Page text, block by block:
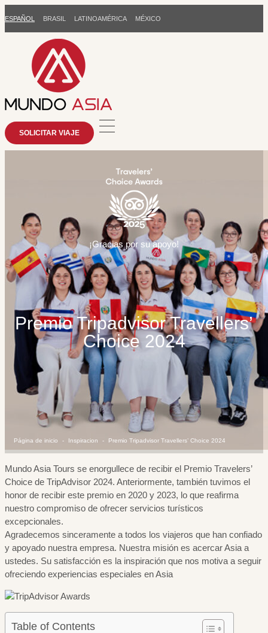
ESPAÑOL BRASIL LATINOAMÉRICA MÉXICO
SOLICITAR VIAJE
Premio Tripadvisor Travellers’
Choice 2024
Página de inicio Inspiracion Premio Tripadvisor Travellers’ Choice 2024
¡Gracias por su apoyo!
Mundo Asia Tours se enorgullece de recibir el Premio Travelers’
Choice de TripAdvisor 2024. Anteriormente, también tuvimos el
honor de recibir este premio en 2020 y 2023, lo que reafirma
nuestro compromiso de ofrecer servicios turísticos
excepcionales.
Agradecemos sinceramente a todos los viajeros que han confiado
y apoyado nuestra empresa. Nuestra misión es acercar Asia a
ustedes. Su satisfacción es la inspiración que nos motiva a seguir
ofreciendo experiencias especiales en Asia
Table of Contents